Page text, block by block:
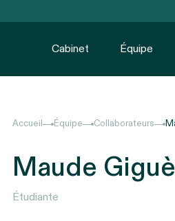
Cabinet Équipe
Accueil Équipe Collaborateurs
Maude
Étudiante